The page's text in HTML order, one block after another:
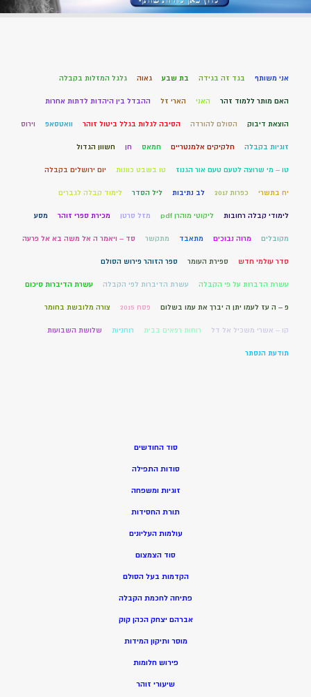
אני משותף בגד זה בגידה בת שבע גאוה גלגל המזלות בקבלה
האם מותר ללמוד זהר האני הארי זל ההבדל בין היהדות לדתות אחרות
הוצאת דיבוק הסולם להורדה הסיבה לגלות בגלל ביטול זוהר וואטסאפ וירוס
זוגיות בקבלה חלקיקים אלמנטריים חמאס חן חשוון הגדול
טו – מי שרוצה לטעם טעם אור הגנוז טו בשבט כוונות יום ירושלים בקבלה
יח בתשרי כפרות 2017 לב נתיבות ליל הסדר לימוד קבלה לגברים
לימודי קבלה רחובות ליקוטי מוהרן pdf מזל סרטן מכירת ספרי זוהר מסע
מקובלים מרוה נבוכים מתאבד מתקשר סד – ויאמר ה אל משה בא אל פרעה
סדר עולמי חדש ספירת העומר ספר הזוהר פירוש הסולם
עשרת הדברות על פי הקבלה עשרת הדיברות לפי הקבלה עשרת הדיברות סיכום
פ – ה עז לעמו יתן ה יברך את עמו בשלום פסח 2015 צורה מלובשת בחומר
קו – אשרי משכיל אל דל רוחות רפאים בבית רוחניות שלושת השבועות
תודעת הנסתר
סוד החודשים
סודות התפילה
זוגיות ומשפחה
תורת החסידות
עולמות העליונים
סוד הצמצום
הקדמות בעל הסולם
פתיחה לחכמת הקבלה
אברהם יצחק הכהן קוק
מוסר ותיקון המידות
פירוש חלומות
שיעורי זוהר